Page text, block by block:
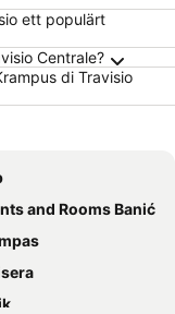
ett populärt
Centrale?
di Travisio
and Rooms Banić